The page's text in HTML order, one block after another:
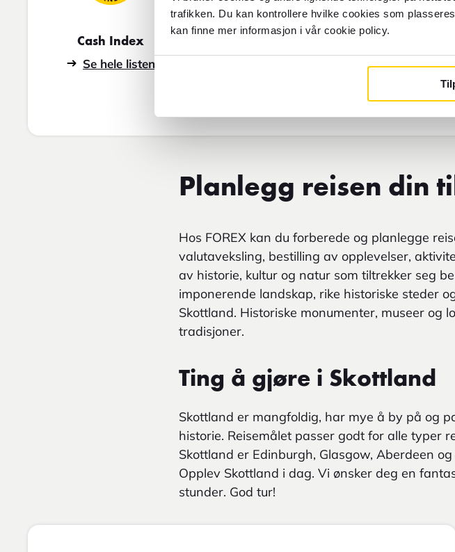
trafikken. Du kan kontrollere hvilke cookies som
kan finne mer informasjon i vår cookie policy.
Cash Index
Se hele listen
Planlegg reisen din
Hos FOREX kan du forberede og planlegge
valutaveksling, bestilling av opplevelser,
av historie, kultur og natur som tiltrekker seg
imponerende landskap, rike historiske steder
Skottland. Historiske monumenter, museer og
tradisjoner.
Ting å gjøre i Skottland
Skottland er mangfoldig, har mye å by på og
historie. Reisemålet passer godt for alle typer
Skottland er Edinburgh, Glasgow, Aberdeen
Opplev Skottland i dag. Vi ønsker deg en
stunder. God tur!